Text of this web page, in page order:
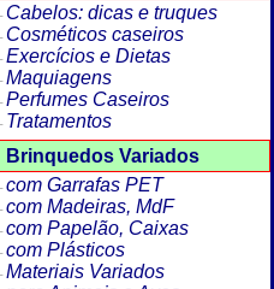
Cabelos: dicas e truques
Cosméticos caseiros
Exercícios e Dietas
Maquiagens
Perfumes Caseiros
Tratamentos
Brinquedos Variados
com Garrafas PET
com Madeiras, MdF
com Papelão, Caixas
com Plásticos
Materiais Variados